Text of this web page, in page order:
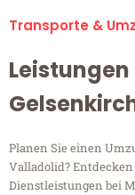
Transporte &
Leistungen
Planen Sie einen
Valladolid?
Dienstleistungen bei